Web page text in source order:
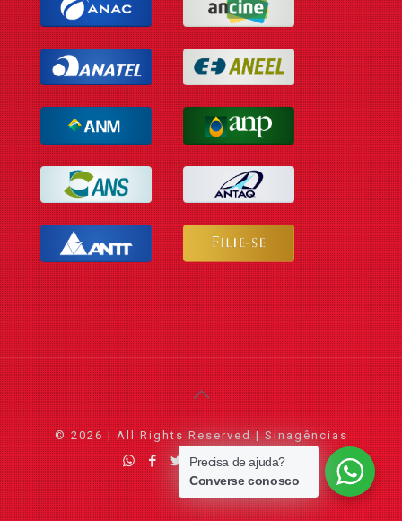
© 2026 | All Rights Reserved | Sinagências
Precisa de ajuda?
Converse conosco